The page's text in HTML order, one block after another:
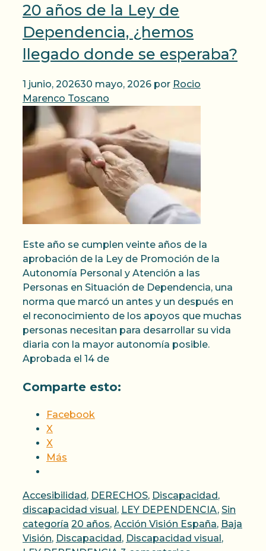
20 años de la Ley de
Dependencia, ¿hemos
llegado donde se esperaba?
1 junio, 202630 mayo, 2026 por Rocio
Marenco Toscano
Este año se cumplen veinte años de la
aprobación de la Ley de Promoción de la
Autonomía Personal y Atención a las
Personas en Situación de Dependencia, una
norma que marcó un antes y un después en
el reconocimiento de los apoyos que muchas
personas necesitan para desarrollar su vida
diaria con la mayor autonomía posible.
Aprobada el 14 de
Comparte esto:
Facebook
X
X
Más
Categorías
Accesibilidad , DERECHOS, Discapacidad ,
discapacidad visual , LEY DEPENDENCIA, Sin
categoría Etiquetas
20 años, Acción Visión España, Baja
Visión, Discapacidad , Discapacidad visual ,